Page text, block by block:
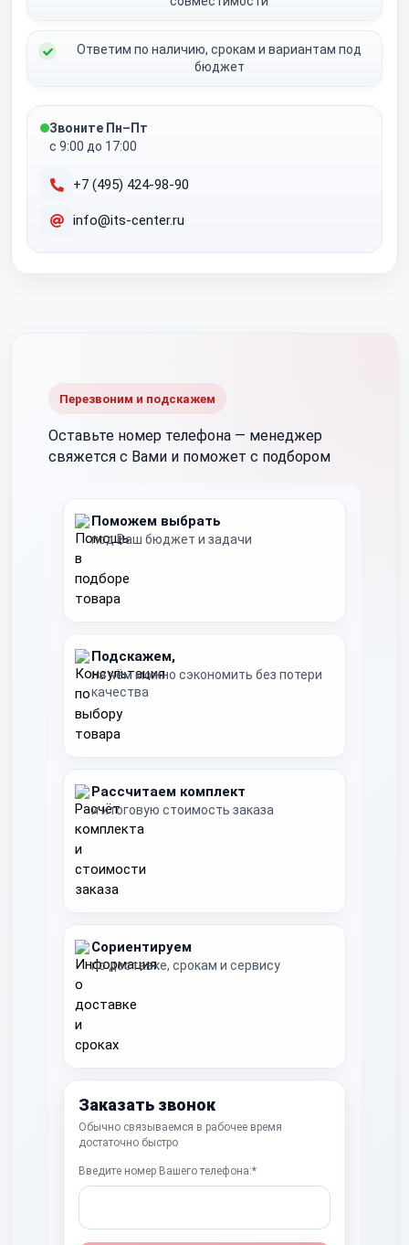
Ответим по наличию, срокам и вариантам под
бюджет
Звоните Пн–Пт
с 9:00 до 17:00
+7 (495) 424-98-90
info@its-center.ru
Перезвоним и подскажем
Оставьте номер телефона — менеджер
свяжется с Вами и поможет с подбором
Поможем выбрать
под Ваш бюджет и задачи
Подскажем,
на чём можно сэкономить без потери
качества
Рассчитаем комплект
и итоговую стоимость заказа
Сориентируем
по доставке, срокам и сервису
Заказать звонок
Обычно связываемся в рабочее время
достаточно быстро
Введите номер Вашего телефона:*